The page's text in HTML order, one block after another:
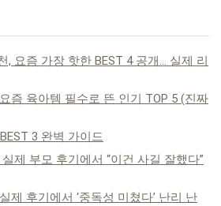
, 요즘 가장 핫한 BEST 4 공개… 실제 리
즘 육아템 필수로 뜬 인기 TOP 5 (진짜
3 완벽 가이드
제 부모 후기에서 “이건 사길 잘했다”
제 후기에서 ‘중독성 미쳤다’ 난리 난